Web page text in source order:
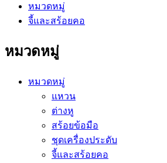
หมวดหมู่
จี้และสร้อยคอ
หมวดหมู่
หมวดหมู่
แหวน
ต่างหู
สร้อยข้อมือ
ชุดเครื่องประดับ
จี้และสร้อยคอ